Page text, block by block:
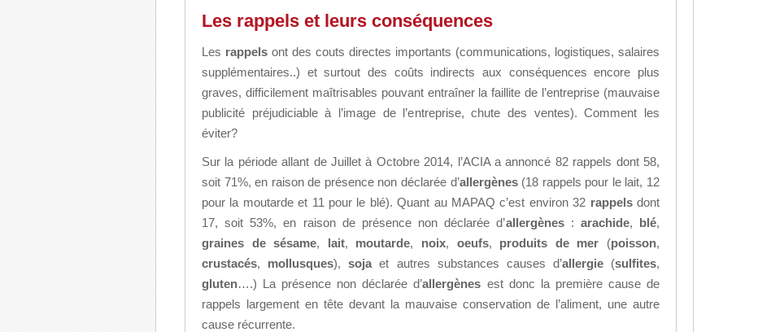
Les rappels et leurs conséquences
Les rappels ont des couts directes importants (communications, logistiques, salaires
supplémentaires..) et surtout des coûts indirects aux conséquences encore plus
graves, difficilement maîtrisables pouvant entraîner la faillite de l’entreprise (mauvaise
publicité préjudiciable à l’image de l’entreprise, chute des ventes). Comment les
éviter?
Sur la période allant de Juillet à Octobre 2014, l’ACIA a annoncé 82 rappels dont 58,
soit 71%, en raison de présence non déclarée d’allergènes(18 rappels pour le lait, 12
pour la moutarde et 11 pour le blé). Quant au MAPAQ c’est environ 32 rappelsdont
17, soit 53%, en raison de présence non déclarée d’allergènes: arachide, blé,
graines de sésame, lait, moutarde, noix, oeufs, produits de mer (poisson,
crustacés, mollusques),sojaet autres substances causes d’allergie (sulfites,
gluten….) La présence non déclarée d’allergènes est donc la première cause de
rappels largement en tête devant la mauvaise conservation de l’aliment, une autre
cause récurrente.